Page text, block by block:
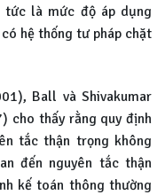
tức là mức độ áp dụng
hệ thống tư pháp chặt
Ball và Shivakumar
cho thấy rằng quy định
tắc thận trọng không
đến nguyên tắc thận
kế toán thông thường